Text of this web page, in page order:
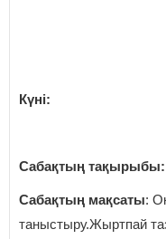
Күні:
Сабақтың
Сабақтың мақсаты:
таныстыру.Жыртпай